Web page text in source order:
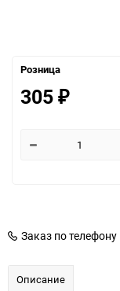
Розница
305 ₽
Заказ по телефону
Описание